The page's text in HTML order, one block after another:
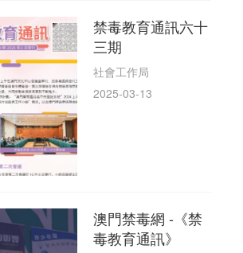
禁毒教育通訊六十
三期
社會工作局
2025-03-13
澳門禁毒網 -《禁
毒教育通訊》